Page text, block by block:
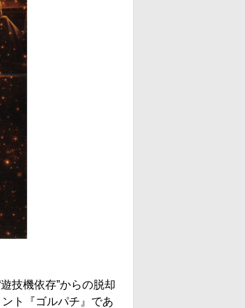
技機依存”からの脱却
ト『ゴルパチ』であ